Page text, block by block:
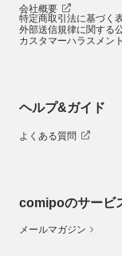
会社概要
特定商取引法に基づく
外部送信規律に関する
カスタマーハラスメン
ヘルプ&ガイド
よくある質問
comipoのサービ
メールマガジン